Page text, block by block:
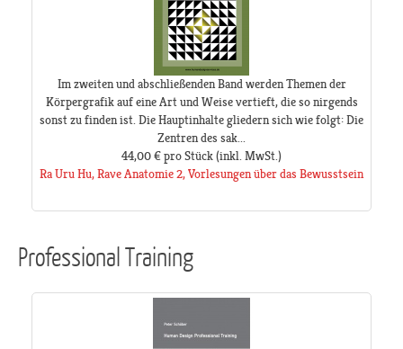
Im zweiten und abschließenden Band werden Themen der
Körpergrafik auf eine Art und Weise vertieft, die so nirgends
sonst zu finden ist. Die Hauptinhalte gliedern sich wie folgt: Die
Zentren des sak...
44,00 €pro Stück(inkl. MwSt.)
Ra Uru Hu, Rave Anatomie 2, Vorlesungen über das Bewusstsein
Professional Training